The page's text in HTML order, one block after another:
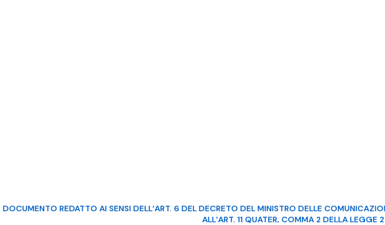
DOCUMENTO REDATTO AI SENSI DELL’ART. 6 DEL DECRETO DEL MINISTRO DELLE
ALL’ART. 11 QUATER, COMMA 2 DELLA